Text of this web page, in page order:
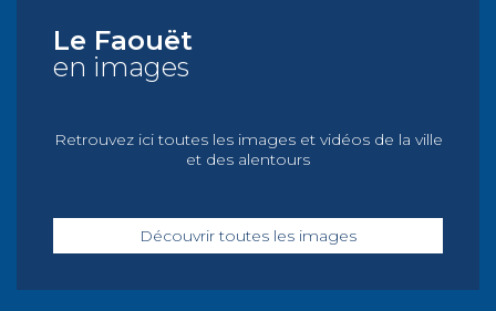
Le Faouët
en images
Retrouvez ici toutes les images et vidéos de la ville
et des alentours
Découvrir toutes les images